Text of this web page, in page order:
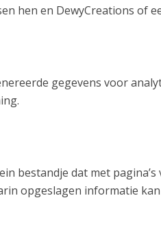
hen en DewyCreations of
gegevens voor
bestandje dat met
opgeslagen informatie